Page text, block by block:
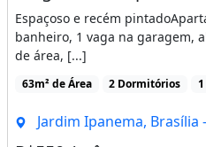
Espaçoso e recém
banheiro, 1 vaga na garagem,
de área, [...]
63m² de Área 2 Dormitórios
Jardim Ipanema, Brasília